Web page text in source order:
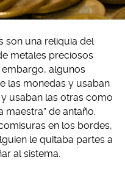
son una reliquia del
metales preciosos
embargo, algunos
las monedas y usaban
usaban las otras como
maestra” de antaño.
en los bordes,
le quitaba partes a
al sistema.